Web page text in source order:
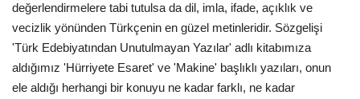
değerlendirmelere tabi tutulsa da dil, imla, ifade, açıklık ve
vecizlik yönünden Türkçenin en güzel metinleridir. Sözgelişi
'Türk Edebiyatından Unutulmayan Yazılar' adlı kitabımıza
aldığımız 'Hürriyete Esaret' ve 'Makine' başlıklı yazıları, onun
ele aldığı herhangi bir konuyu ne kadar farklı, ne kadar